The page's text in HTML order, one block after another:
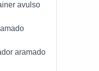
avulso
aramado